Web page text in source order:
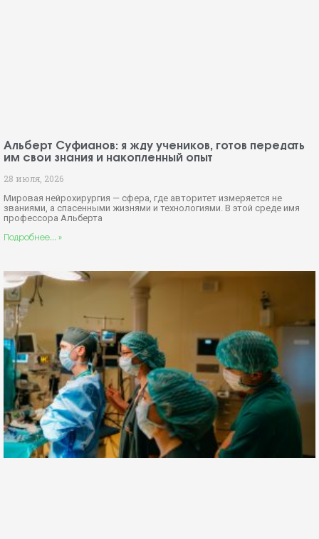
Альберт Суфианов: я жду учеников, готов передать
им свои знания и накопленный опыт
28 июля, 2026
Мировая нейрохирургия — сфера, где авторитет измеряется не
званиями, а спасенными жизнями и технологиями. В этой среде имя
профессора Альберта
Подробнее... »